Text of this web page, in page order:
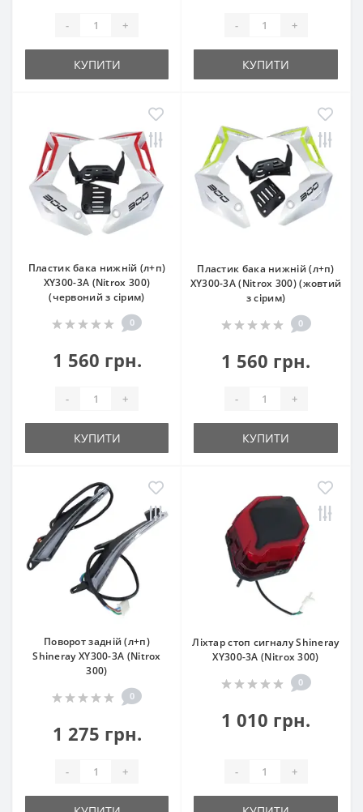
- +
КУПИТИ
- +
КУПИТИ
Пластик бака нижній (л+п)
XY300-3A (Nitrox 300)
(червоний з сірим)
0
1 560 грн.
- +
КУПИТИ
Пластик бака нижній (л+п)
XY300-3A (Nitrox 300) (жовтий
з сірим)
0
1 560 грн.
- +
КУПИТИ
Поворот задній (л+п)
Shineray XY300-3A (Nitrox
300)
0
1 275 грн.
- +
Ліхтар стоп сигналу Shineray
XY300-3A (Nitrox 300)
0
1 010 грн.
- +